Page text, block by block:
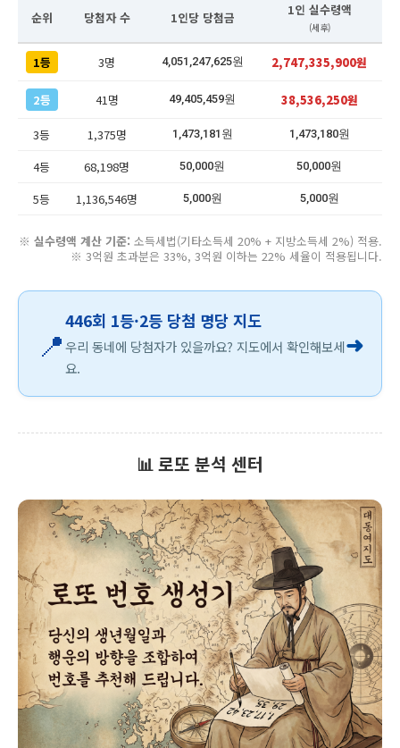
순위 당첨자 수 1인당 당첨금 1인 실수령액
(세후)
1등 3명 4,051,247,625원 2,747,335,900원
2등 41명 49,405,459원 38,536,250원
3등 1,375명 1,473,181원 1,473,180원
4등 68,198명 50,000원 50,000원
5등 1,136,546명 5,000원 5,000원
※ 실수령액 계산 기준: 소득세법(기타소득세 20% + 지방소득세 2%) 적용.
※ 3억원 초과분은 33%, 3억원 이하는 22% 세율이 적용됩니다.
📍
446회 1등·2등 당첨 명당 지도
우리 동네에 당첨자가 있을까요? 지도에서 확인해보세
요.
➜
📊 로또 분석 센터